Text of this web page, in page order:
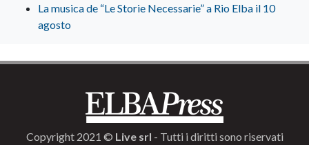
La musica de “Le Storie Necessarie” a Rio Elba il 10
agosto
Copyright 2021 © Live srl - Tutti i diritti sono riservati